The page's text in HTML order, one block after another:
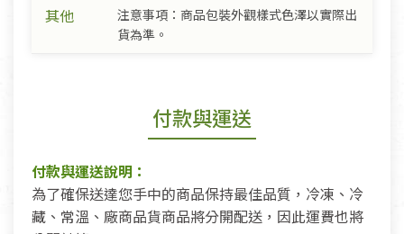
其他
注意事項：商品包裝外觀樣式色澤以實際出
貨為準。
付款與運送
付款與運送說明：
為了確保送達您手中的商品保持最佳品質，冷凍、冷
藏、常溫、廠商品貨商品將分開配送，因此運費也將